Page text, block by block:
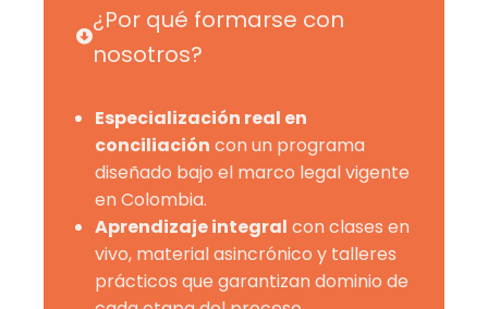
¿Por qué formarse con
nosotros?
Especialización real en
conciliación con un programa
diseñado bajo el marco legal vigente
en Colombia.
Aprendizaje integral con clases en
vivo, material asincrónico y talleres
prácticos que garantizan dominio de